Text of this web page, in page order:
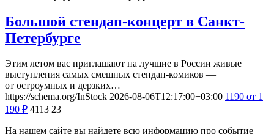
Большой стендап-концерт в Санкт-
Петербурге
Этим летом вас приглашают на лучшие в России живые
выступления самых смешных стендап-комиков —
от остроумных и дерзких…
https://schema.org/InStock 2026-08-06T12:17:00+03:00 1190 от 1
190 ₽ 4113 23
На нашем сайте вы найдете всю информацию про событие